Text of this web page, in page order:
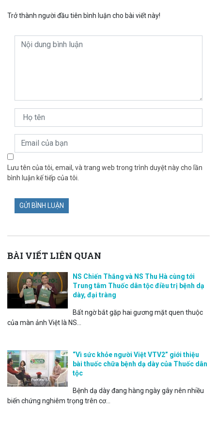
Trở thành người đầu tiên bình luận cho bài viết này!
Lưu tên của tôi, email, và trang web trong trình duyệt này cho lần
bình luận kế tiếp của tôi.
BÀI VIẾT LIÊN QUAN
NS Chiến Thắng và NS Thu Hà cùng tới
Trung tâm Thuốc dân tộc điều trị bệnh dạ
dày, đại tràng
Bất ngờ bắt gặp hai gương mặt quen thuộc
của màn ảnh Việt là NS...
“Vì sức khỏe người Việt VTV2” giới thiệu
bài thuốc chữa bệnh dạ dày của Thuốc dân
tộc
Bệnh dạ dày đang hàng ngày gây nên nhiều
biến chứng nghiêm trọng trên cơ...